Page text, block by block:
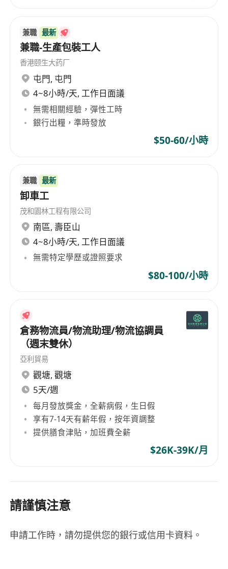
兼職 最新
兼職-生產包裝工人
香港颐生大药厂
屯門, 屯門
4~8小時/天, 工作日面議
無需相關經驗，彈性工時
銀行出糧，準時發放
$50-60/小時
兼職 最新
卸車工
茂和園林工程有限公司
南區, 壽臣山
4~8小時/天, 工作日面議
無需特定學歷或證照要求
$80-100/小時
倉務物流員/物流助理/物流協調員
（週末雙休）
亞利貿易
觀塘, 觀塘
5天/週
每月發放獎金，全薪病假，生日假
享有7-14天有薪年假，按年資調整
提供膳食津貼，加班費全薪
$26K-39K/月
請謹慎注意
申請工作時，請勿提供您的銀行或信用卡資料。